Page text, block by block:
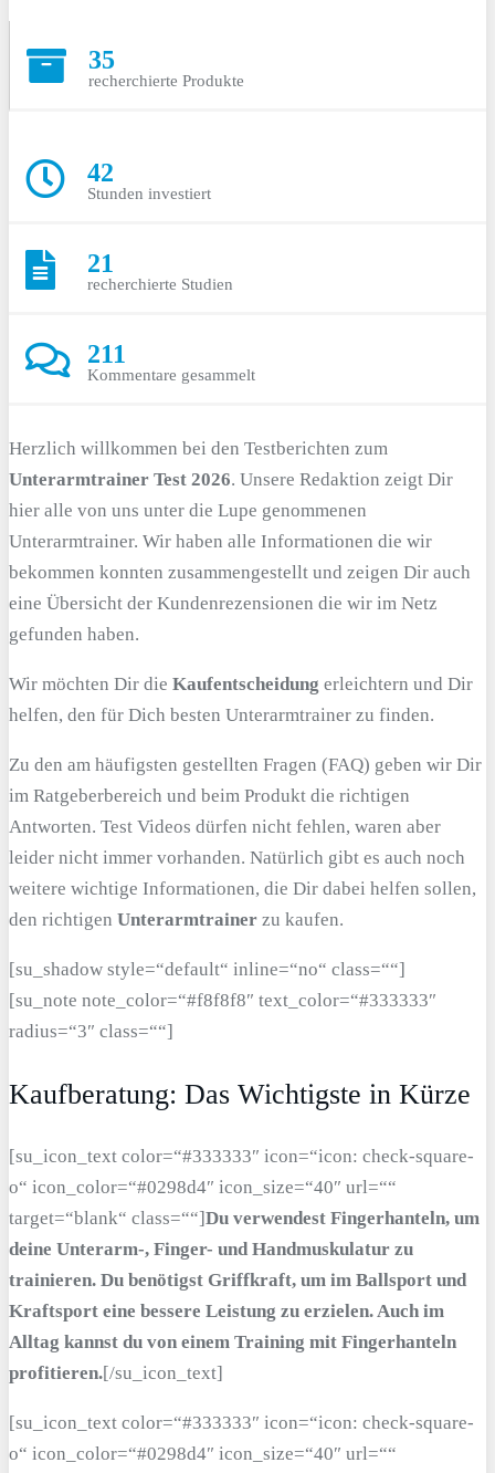
35
recherchierte Produkte
42
Stunden investiert
21
recherchierte Studien
211
Kommentare gesammelt
Herzlich willkommen bei den Testberichten zum
Unterarmtrainer Test 2026. Unsere Redaktion zeigt Dir
hier alle von uns unter die Lupe genommenen
Unterarmtrainer. Wir haben alle Informationen die wir
bekommen konnten zusammengestellt und zeigen Dir auch
eine Übersicht der Kundenrezensionen die wir im Netz
gefunden haben.
Wir möchten Dir die Kaufentscheidung erleichtern und Dir
helfen, den für Dich besten Unterarmtrainer zu finden.
Zu den am häufigsten gestellten Fragen (FAQ) geben wir Dir
im Ratgeberbereich und beim Produkt die richtigen
Antworten. Test Videos dürfen nicht fehlen, waren aber
leider nicht immer vorhanden. Natürlich gibt es auch noch
weitere wichtige Informationen, die Dir dabei helfen sollen,
den richtigen Unterarmtrainer zu kaufen.
[su_shadow style=“default“ inline=“no“ class=““]
[su_note note_color=“#f8f8f8″ text_color=“#333333″
radius=“3″ class=““]
Kaufberatung: Das Wichtigste in Kürze
[su_icon_text color=“#333333″ icon=“icon: check-square-
o“ icon_color=“#0298d4″ icon_size=“40″ url=““
target=“blank“ class=““]Du verwendest Fingerhanteln, um
deine Unterarm-, Finger- und Handmuskulatur zu
trainieren. Du benötigst Griffkraft, um im Ballsport und
Kraftsport eine bessere Leistung zu erzielen. Auch im
Alltag kannst du von einem Training mit Fingerhanteln
profitieren.[/su_icon_text]
[su_icon_text color=“#333333″ icon=“icon: check-square-
o“ icon_color=“#0298d4″ icon_size=“40″ url=““